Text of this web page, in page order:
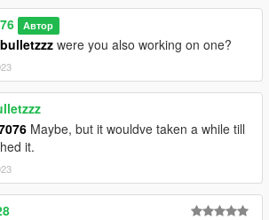
Автор
were you also working on one?
Maybe, but it wouldve taken a while till
it.